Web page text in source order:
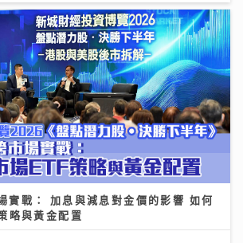
實戰： 加息與減息對金價的影響 如何
略與黃金配置